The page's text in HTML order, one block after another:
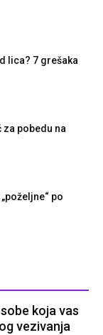
lica? 7 grešaka
za pobedu na
po
koja vas
vezivanja